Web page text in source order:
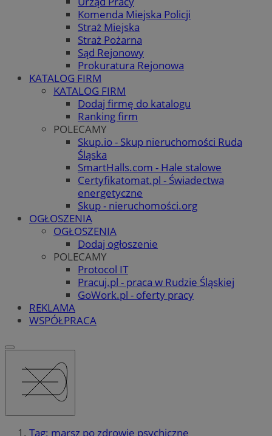
Komenda Miejska Policji
Straż Miejska
Straż Pożarna
Sąd Rejonowy
Prokuratura Rejonowa
KATALOG FIRM
KATALOG FIRM
Dodaj firmę do katalogu
Ranking firm
POLECAMY
Skup.io - Skup nieruchomości Ruda
Śląska
SmartHalls.com - Hale stalowe
Certyfikatomat.pl - Świadectwa
energetyczne
Skup - nieruchomości.org
OGŁOSZENIA
OGŁOSZENIA
Dodaj ogłoszenie
POLECAMY
Protocol IT
Pracuj.pl - praca w Rudzie Śląskiej
GoWork.pl - oferty pracy
REKLAMA
WSPÓŁPRACA
Tag: marsz po zdrowie psychiczne